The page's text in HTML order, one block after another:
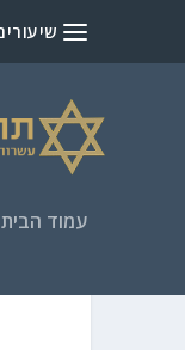
עמוד הבית